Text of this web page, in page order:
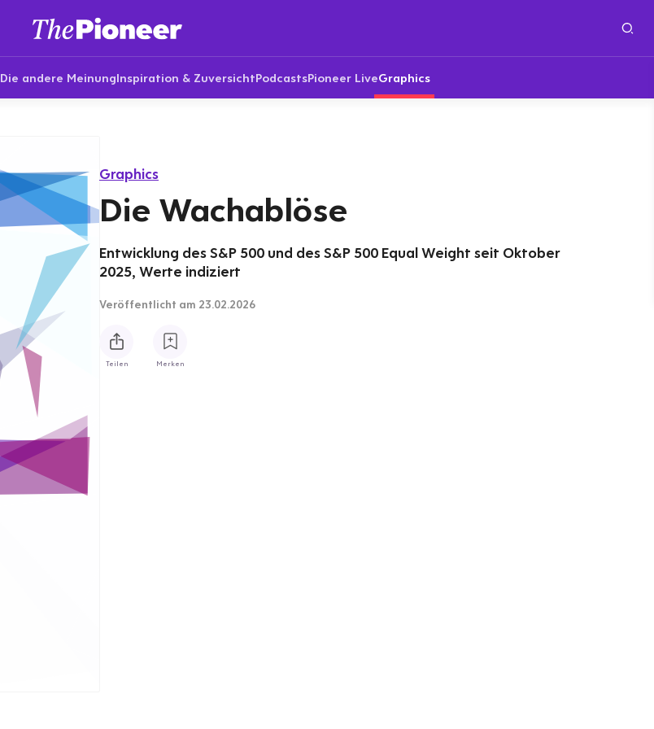
Die andere MeinungInspiration & ZuversichtPodcastsPioneer LiveGraphics
Graphics
Die Wachablöse
Entwicklung des S&P 500 und des S&P 500 Equal Weight seit Oktober
2025, Werte indiziert
Veröffentlicht am 23.02.2026
Teilen Merken